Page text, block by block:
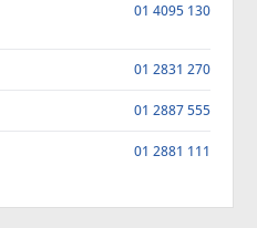
01 4095 130
01 2831 270
01 2887 555
01 2881 111